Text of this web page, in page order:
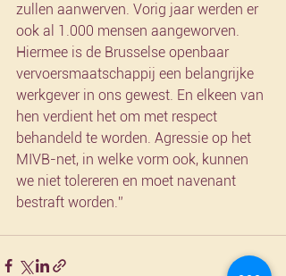
zullen aanwerven. Vorig jaar werden er
ook al 1.000 mensen aangeworven.
Hiermee is de Brusselse openbaar
vervoersmaatschappij een belangrijke
werkgever in ons gewest. En elkeen van
hen verdient het om met respect
behandeld te worden. Agressie op het
MIVB-net, in welke vorm ook, kunnen
we niet tolereren en moet navenant
bestraft worden.”